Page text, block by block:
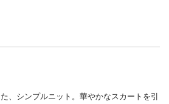
、シンプルニット。華やかなスカートを引